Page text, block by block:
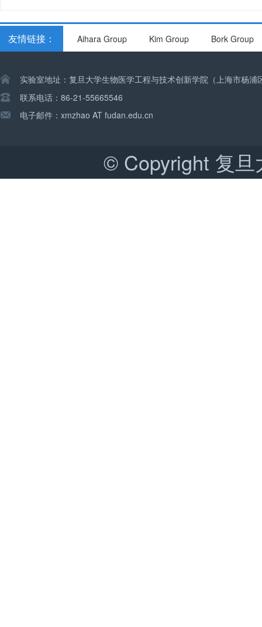
友情链接： Aihara Group Kim Group Bork Group
实验室地址：复旦大学生物医学工程与技术创新学院（上海市杨
联系电话：86-21-55665546
电子邮件：xmzhao AT fudan.edu.cn
© Copyright 复旦